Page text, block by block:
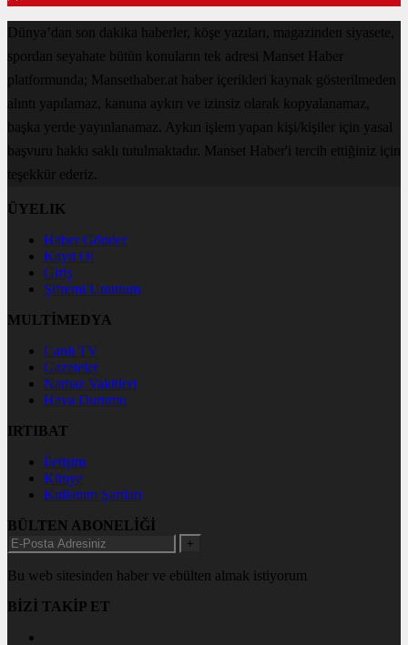
Dünya’dan son dakika haberler, köşe yazıları, magazinden siyasete,
spordan seyahate bütün konuların tek adresi Manset Haber
platformunda; Mansethaber.at haber içerikleri kaynak gösterilmeden
alıntı yapılamaz, kanuna aykırı ve izinsiz olarak kopyalanamaz,
başka yerde yayınlanamaz. Aykırı işlem yapan kişi/kişiler için yasal
başvuru hakkı saklı tutulmaktadır. Manset Haber'i tercih ettiğiniz için
teşekkür ederiz.
ÜYELIK
Haber Gönder
Kayıt Ol
Giriş
Şifremi Unuttum
MULTİMEDYA
Canlı TV
Gazeteler
Namaz Vakitleri
Hava Durumu
IRTIBAT
İletişim
Künye
Kullanım Şartları
BÜLTEN ABONELİĞİ
+
Bu web sitesinden haber ve ebülten almak istiyorum
BİZİ TAKİP ET